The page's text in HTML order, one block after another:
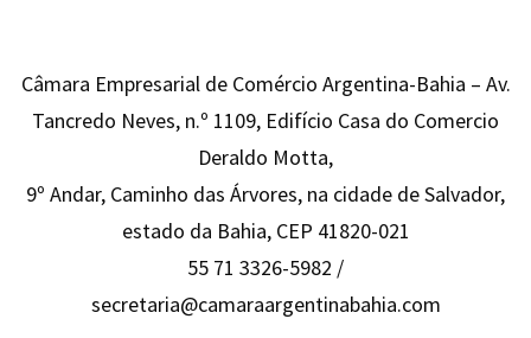
Câmara Empresarial de Comércio Argentina-Bahia – Av.
Tancredo Neves, n.º 1109, Edifício Casa do Comercio
Deraldo Motta,
9º Andar, Caminho das Árvores, na cidade de Salvador,
estado da Bahia, CEP 41820-021
55 71 3326-5982 /
secretaria@camaraargentinabahia.com